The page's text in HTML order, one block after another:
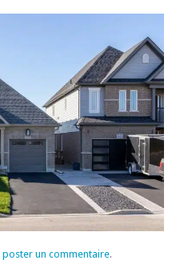
poster un commentaire.